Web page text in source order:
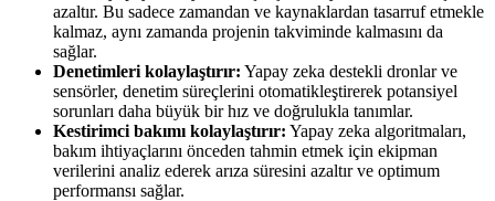
azaltır. Bu sadece zamandan ve kaynaklardan tasarruf etmekle
kalmaz, aynı zamanda projenin takviminde kalmasını da
sağlar.
Denetimleri kolaylaştırır: Yapay zeka destekli dronlar ve
sensörler, denetim süreçlerini otomatikleştirerek potansiyel
sorunları daha büyük bir hız ve doğrulukla tanımlar.
Kestirimci bakımı kolaylaştırır: Yapay zeka algoritmaları,
bakım ihtiyaçlarını önceden tahmin etmek için ekipman
verilerini analiz ederek arıza süresini azaltır ve optimum
performansı sağlar.